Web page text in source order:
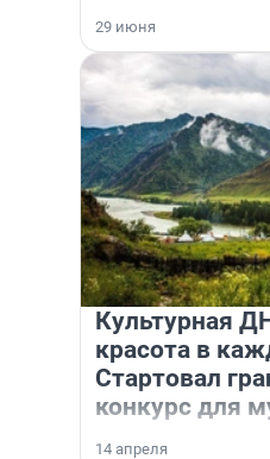
29 июня
Культурная
красота в
Стартовал
конкурс для
14 апреля